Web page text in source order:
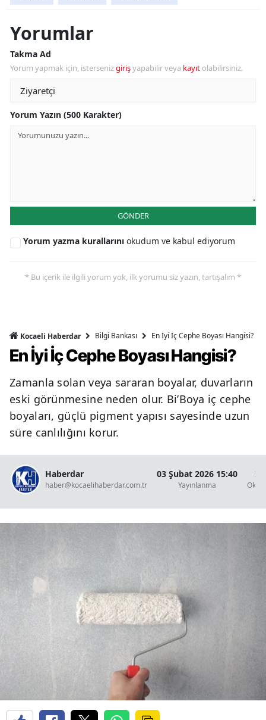
Yorumlar
Takma Ad
Yorum yapmak için, istersenizgirişyapabilir veya kayıt olabilirsiniz.
Yorum Yazın (500 Karakter)
GÖNDER
Yorum yazma kurallarını okudum ve kabul ediyorum
* Bu içerik ile ilgili yorum yok, ilk yorumu siz yazın, tartışalım *
Kocaeli Haberdar Bilgi Bankası En İyi İç Cephe Boyası Hangisi?
En İyi İç Cephe Boyası Hangisi?
Zamanla solan veya sararan boyalar, duvarların
eski görünmesine neden olur. Bi’Boya iç cephe
boyaları, güçlü pigment yapısı sayesinde uzun
süre canlılığını korur.
Haberdar
haber@kocaelihaberdar.com.tr
03 Şubat 2026 15:40
Yayınlanma
2